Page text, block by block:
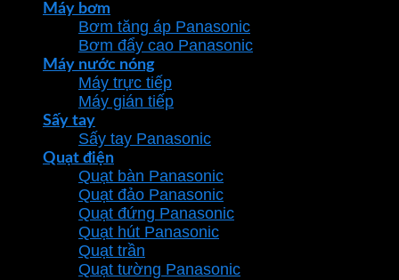
Máy bơm
Bơm tăng áp Panasonic
Bơm đẩy cao Panasonic
Máy nước nóng
Máy trực tiếp
Máy gián tiếp
Sấy tay
Sấy tay Panasonic
Quạt điện
Quạt bàn Panasonic
Quạt đảo Panasonic
Quạt đứng Panasonic
Quạt hút Panasonic
Quạt trần
Quạt tường Panasonic